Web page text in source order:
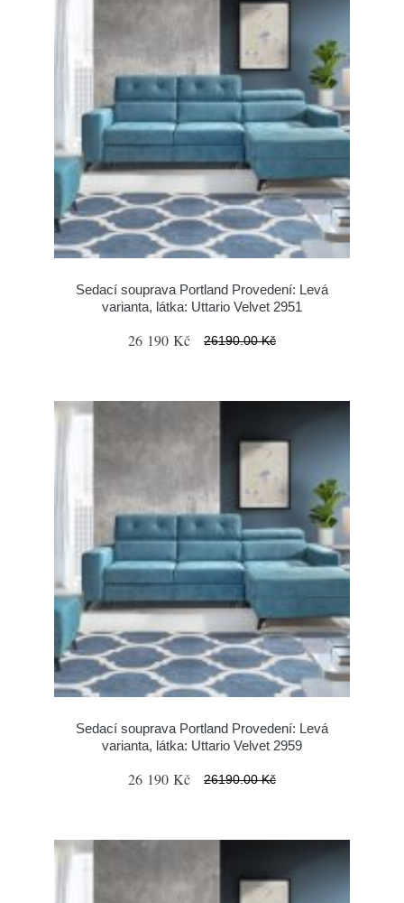
Sedací souprava Portland Provedení: Levá
varianta, látka: Uttario Velvet 2951
26 190 Kč 26190.00 Kč
Sedací souprava Portland Provedení: Levá
varianta, látka: Uttario Velvet 2959
26 190 Kč 26190.00 Kč